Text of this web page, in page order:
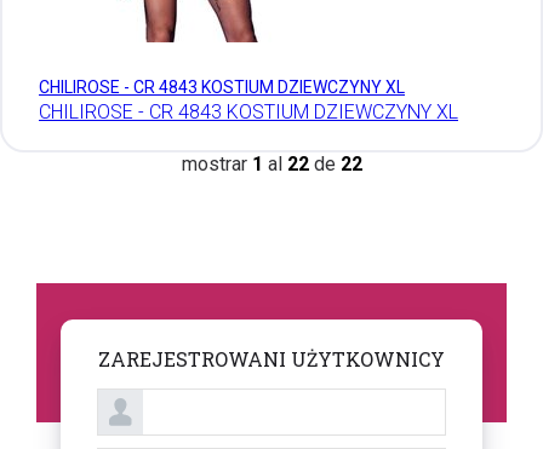
CHILIROSE - CR 4843 KOSTIUM DZIEWCZYNY XL
CHILIROSE - CR 4843 KOSTIUM DZIEWCZYNY XL
mostrar 1 al 22de 22
ZAREJESTROWANI UŻYTKOWNICY